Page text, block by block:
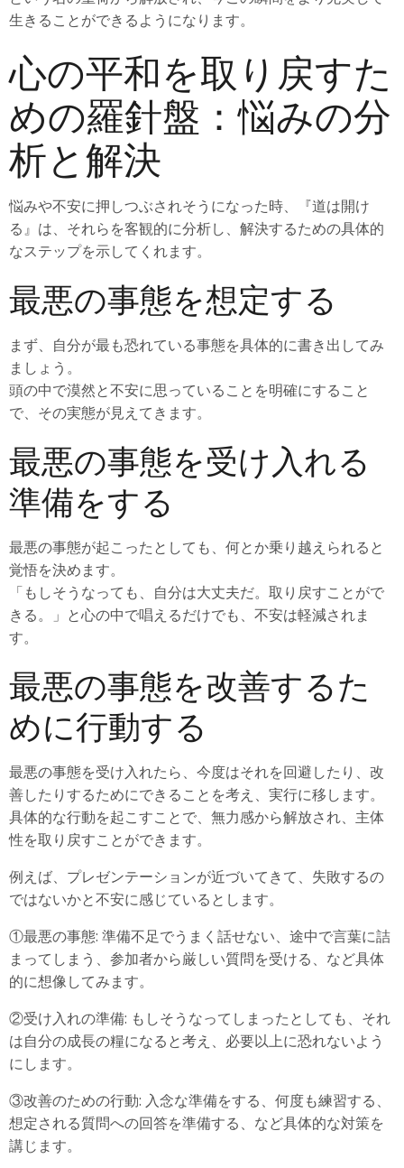
生きることができるようになります。
心の平和を取り戻すた
めの羅針盤：悩みの分
析と解決
悩みや不安に押しつぶされそうになった時、『道は開け
る』は、それらを客観的に分析し、解決するための具体的
なステップを示してくれます。
最悪の事態を想定する
まず、自分が最も恐れている事態を具体的に書き出してみ
ましょう。
頭の中で漠然と不安に思っていることを明確にすること
で、その実態が見えてきます。
最悪の事態を受け入れる
準備をする
最悪の事態が起こったとしても、何とか乗り越えられると
覚悟を決めます。
「もしそうなっても、自分は大丈夫だ。取り戻すことがで
きる。」と心の中で唱えるだけでも、不安は軽減されま
す。
最悪の事態を改善するた
めに行動する
最悪の事態を受け入れたら、今度はそれを回避したり、改
善したりするためにできることを考え、実行に移します。
具体的な行動を起こすことで、無力感から解放され、主体
性を取り戻すことができます。
例えば、プレゼンテーションが近づいてきて、失敗するの
ではないかと不安に感じているとします。
①最悪の事態: 準備不足でうまく話せない、途中で言葉に詰
まってしまう、参加者から厳しい質問を受ける、など具体
的に想像してみます。
②受け入れの準備: もしそうなってしまったとしても、それ
は自分の成長の糧になると考え、必要以上に恐れないよう
にします。
③改善のための行動: 入念な準備をする、何度も練習する、
想定される質問への回答を準備する、など具体的な対策を
講じます。